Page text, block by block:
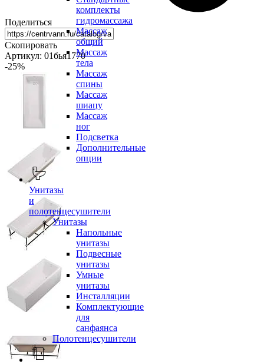
комплекты
гидромассажа
Массаж
общий
Массаж
тела
Массаж
спины
Массаж
шиацу
Массаж
ног
Подсветка
Дополнительные
опции
Унитазы
и
полотенцесушители
Унитазы
Напольные
унитазы
Подвесные
унитазы
Умные
унитазы
Инсталляции
Комплектующие
для
санфаянса
Полотенцесушители
Поделиться
Скопировать
Артикул: 01бья1770
-25%